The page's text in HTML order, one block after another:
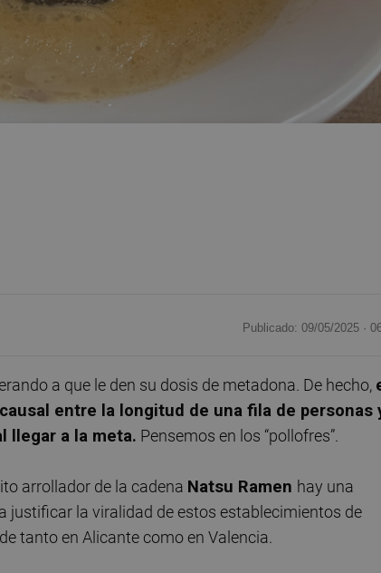
Publicado: 09/05/2025 ·
a que le den su dosis de metadona. De hecho,
entre la longitud de una fila de personas
llegar a la meta. Pensemos en los “pollofres”.
arrollador de la cadena Natsu Ramen hay una
justificar la viralidad de estos establecimientos de
tanto en Alicante como en Valencia.